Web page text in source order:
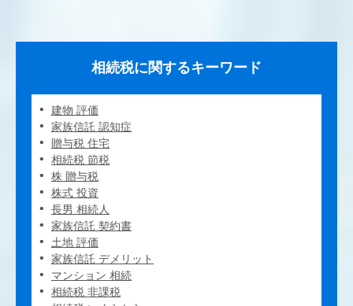
相続税に関するキーワード
建物 評価
家族信託 認知症
贈与税 住宅
相続税 節税
株 贈与税
株式 投資
長男 相続人
家族信託 契約書
土地 評価
家族信託 デメリット
マンション 相続
相続税 非課税